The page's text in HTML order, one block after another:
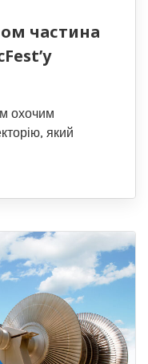
частина
охочим
який